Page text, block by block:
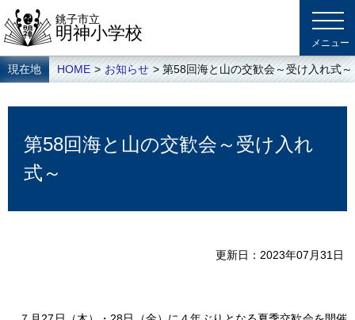
銚子市立
明神小学校
現在地 HOME > お知らせ > 第58回海と山の交歓会～受け入れ式～
第58回海と山の交歓会～受け入れ
式～
更新日 2023年07月31日